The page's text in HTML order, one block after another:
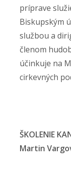
príprave
Biskupským
službou a
členom
účinkuje na
cirkevných
ŠKOLENIE
Martin